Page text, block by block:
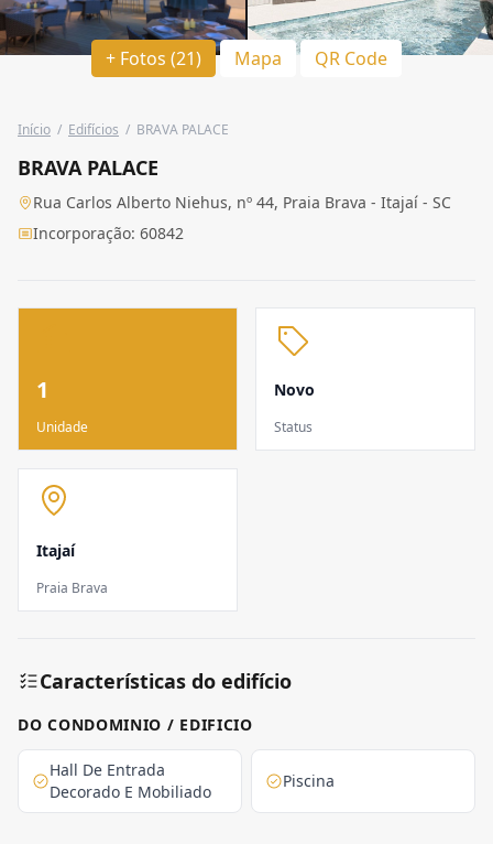
+ Fotos (21) Mapa QR Code
Início / Edifícios / BRAVA PALACE
BRAVA PALACE
Rua Carlos Alberto Niehus, nº 44, Praia Brava - Itajaí - SC
Incorporação: 60842
1
Unidade
Novo
Status
Itajaí
Praia Brava
Características do edifício
DO CONDOMINIO / EDIFICIO
Hall De Entrada
Decorado E Mobiliado
Piscina